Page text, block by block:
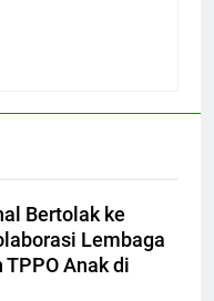
Bertolak ke
Lembaga
TPPO Anak di